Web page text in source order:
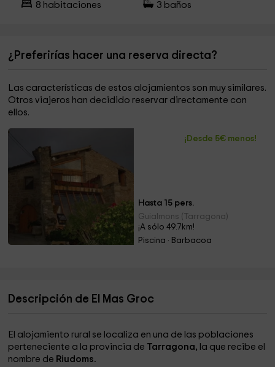
8 habitaciones 3 baños
¿Preferirías hacer una reserva directa?
Las características de estos alojamientos son muy similares.
Otros viajeros han decidido reservar directamente con
ellos.
¡Desde 5€ menos!
Hasta 15 pers.
Guialmons (Tarragona)
¡A sólo 49.7km!
Piscina · Barbacoa
Descripción de El Mas Groc
El alojamiento rural se localiza en una de las poblaciones
perteneciente a la provincia de Tarragona, la que recibe el
nombre de Riudoms.